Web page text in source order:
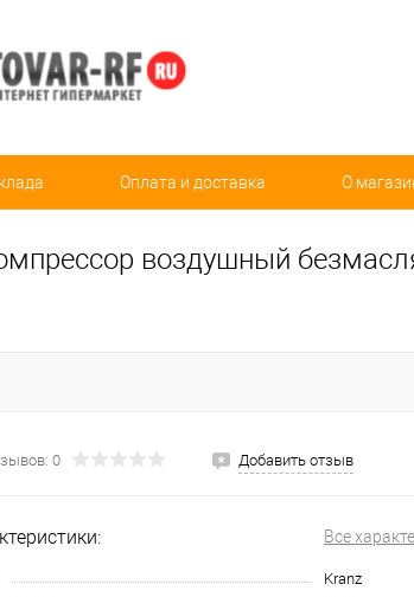
Оплата и доставка О
воздушный
0 Добавить отзыв
Все
Kranz